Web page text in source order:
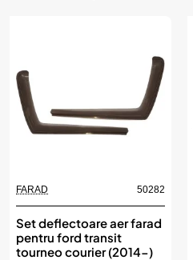
FARAD 50282
Set deflectoare aer farad
pentru ford transit
tourneo courier (2014-)